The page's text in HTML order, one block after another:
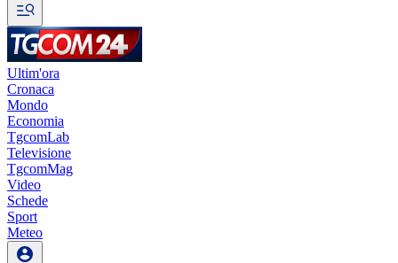
Ultim'ora
Cronaca
Mondo
Economia
TgcomLab
Televisione
TgcomMag
Video
Schede
Sport
Meteo